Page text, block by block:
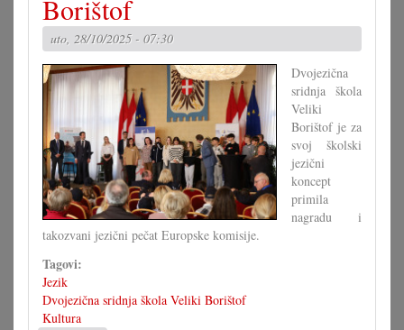
u
Zagrebu
Borištof
uto, 28/10/2025 - 07:30
Dvojezična
sridnja škola
Veliki
Borištof je za
svoj školski
jezični
koncept
primila
nagradu i
takozvani jezični pečat Europske komisije.
Tagovi:
Jezik
Dvojezična sridnja škola Veliki Borištof
Kultura